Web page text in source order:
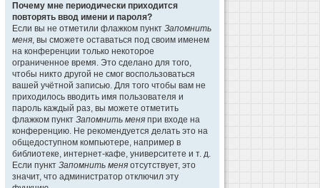
Почему мне периодически приходится
повторять ввод имени и пароля?
Если вы не отметили флажком пункт Запомнить
меня, вы сможете оставаться под своим именем
на конференции только некоторое
ограниченное время. Это сделано для того,
чтобы никто другой не смог воспользоваться
вашей учётной записью. Для того чтобы вам не
приходилось вводить имя пользователя и
пароль каждый раз, вы можете отметить
флажком пункт Запомнить меня при входе на
конференцию. Не рекомендуется делать это на
общедоступном компьютере, например в
библиотеке, интернет-кафе, университете и т. д.
Если пункт Запомнить меня отсутствует, это
значит, что администратор отключил эту